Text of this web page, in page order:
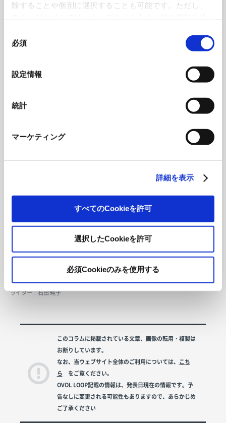
除することや個別に選択することも可能です。ただし、
いるので、ご注意ください。これらのクッキーが受け入
れられない場合、本ウェブサイトの機能が制限される場
必須
設定情報
統計
マーケティング
詳細を表示
すべてのCookieを許可
選択したCookieを許可
必須Cookieのみを使用する
力的に見せる方向で面白いことができないか考えるようになりました。そこで板の
間に異素材を挟んで、断面にストライプのできるオリジナルの合板を作ることを思
てみたところ、厚みや色の鮮やかさがイメージに近く、加工もしやすいのが「紙」
だった。 「合板にした紙は木と同様の伸縮性があるので、曲げ加工もできるし、
ーションが多くて選びやすいという長所もあります。最初はアクリルがうまくいく
んじゃないかと予想していたのですが、アクリルは曲げるとはがれやすくなったり
うね」
紙を加えて製作した合板は、木材だけの合板よりも軽いという長所がある。半面、
積層に対して垂直方向に引っ張る力には弱い。しかしそれも椅子などの家具なら
ば、力のかかる方向を考慮して設計することで十分克服できるという。 そのため
リーズを制作する計画もあるそうだ。
紙によってカラフルでポップな表情が加わった合板は、作り手の想像力をかき立
ライター 石田 純子
このコラムに掲載されている文章、画像の転用・複製は
お断りしています。
なお、当ウェブサイト全体のご利用については、 こち
ら をご覧ください。
OVOL LOOP記載の情報は、発表日現在の情報です。予
告なしに変更される可能性もありますので、あらかじめ
ご了承ください